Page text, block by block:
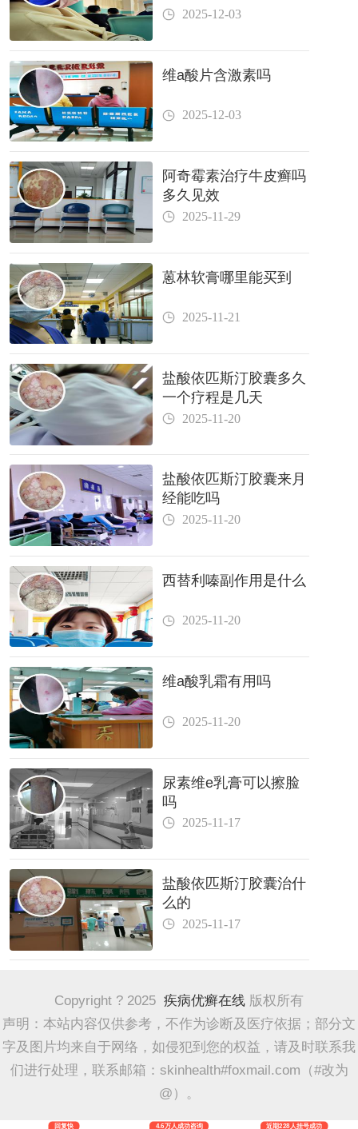
2025-12-03
维a酸片含激素吗
2025-12-03
阿奇霉素治疗牛皮癣吗
多久见效
2025-11-29
蒽林软膏哪里能买到
2025-11-21
盐酸依匹斯汀胶囊多久
一个疗程是几天
2025-11-20
盐酸依匹斯汀胶囊来月
经能吃吗
2025-11-20
西替利嗪副作用是什么
2025-11-20
维a酸乳霜有用吗
2025-11-20
尿素维e乳膏可以擦脸
吗
2025-11-17
盐酸依匹斯汀胶囊治什
么的
2025-11-17
Copyright ? 2025 疾病优癣在线 版权所有
声明：本站内容仅供参考，不作为诊断及医疗依据；部分文
字及图片均来自于网络，如侵犯到您的权益，请及时联系我
们进行处理，联系邮箱：skinhealth#foxmail.com（#改为
@）。
回复快 4.6万人成功咨询 近期228人挂号成功